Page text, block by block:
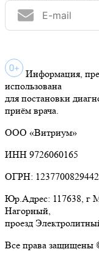
Информация,
использована
для постановки
приём врача.
ООО «Витриум»
ИНН 9726060165
ОГРН: 1237700829442
Юр.Адрес: 117638, г
Нагорный,
проезд
Все права защищены